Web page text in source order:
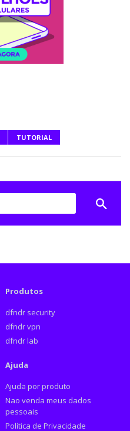
TUTORIAL
Produtos
dfndr security
dfndr vpn
dfndr lab
Ajuda
Ajuda por produto
Nao venda meus dados
pessoais
Política de Privacidade